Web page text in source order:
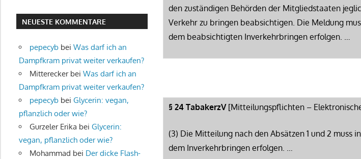
den zuständigen Behörden der Mitgliedstaaten
Verkehr zu bringen beabsichtigen. Die Meldung
dem beabsichtigten Inverkehrbringen erfolgen. …
§ 24 TabakerzV[Mitteilungspflichten –
(3) Die Mitteilung nach den Absätzen 1 und 2 muss
dem Inverkehrbringen erfolgen. …
NEUESTE KOMMENTARE
pepecybbei Was darf ich an
Dampfkram privat weiter verkaufen?
Mittereckerbei Was darf ich an
Dampfkram privat weiter verkaufen?
pepecybbei Glycerin: vegan,
pflanzlich oder wie?
Gurzeler Erika bei Glycerin:
vegan, pflanzlich oder wie?
Mohammad bei Der dicke Flash-